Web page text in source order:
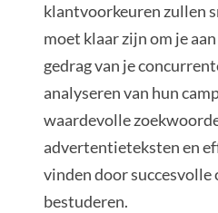
klantvoorkeuren zullen
moet klaar zijn om je
gedrag van je
analyseren van hun
waardevolle
advertentieteksten en
vinden door
bestuderen.